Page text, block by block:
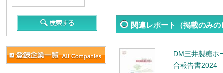
関連レポート（掲載のみ
DM三井製糖
合報告書2024